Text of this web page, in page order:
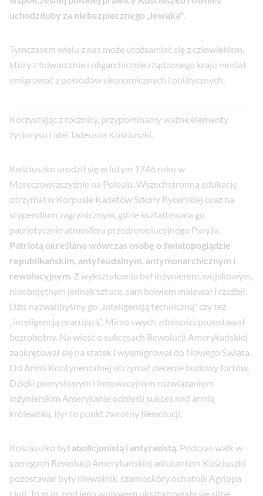
uchodziłoby za niebezpiecznego „lewaka".
Tymczasem wielu z nas może utożsamiać się z człowiekiem,
który z folwarcznie i oligarchicznie rządzonego kraju musiał
emigrować z powodów ekonomicznych i politycznych.
Korzystając z rocznicy, przypominamy ważne elementy
życiorysu i idei Tadeusza Kościuszki.
Kościuszko urodził się w lutym 1746 roku w
Mereczowszczyźnie na Polesiu. Wszechstronną edukację
otrzymał w Korpusie Kadetów Szkoły Rycerskiej oraz na
stypendium zagranicznym, gdzie kształtowała go
patriotycznie atmosfera przedrewolucyjnego Paryża.
Patriotą określano wówczas osobę o światopoglądzie
republikańskim, antyfeudalnym, antymonarchicznym i
rewolucyjnym. Z wykształcenia był inżynierem, wojskowym,
nieobojętnym jednak sztuce, sam bowiem malował i rzeźbił.
Dziś nazwalibyśmy go „inteligencją techniczną" czy też
„inteligencją pracującą”. Mimo swych zdolności pozostawał
bezrobotny. Na wieść o sukcesach Rewolucji Amerykańskiej
zaokrętował się na statek i wyemigrował do Nowego Świata.
Od Armii Kontynentalnej otrzymał zlecenie budowy fortów.
Dzięki pomysłowym i innowacyjnym rozwiązaniom
inżynierskim Amerykanie odnieśli sukces nad armią
królewską. Był to punkt zwrotny Rewolucji.
Kościuszko był abolicjonistą i antyrasistą. Podczas walk w
szeregach Rewolucji Amerykańskiej adiutantem Kościuszki
pozostawał były niewolnik, czarnoskóry ochotnik Agrippa
Hull. To m.in. pod jego wpływem ukształtowały się silne